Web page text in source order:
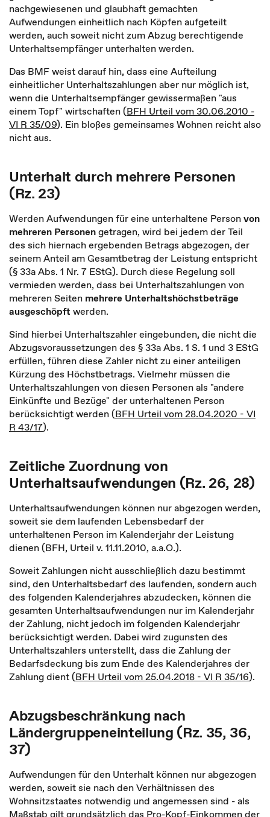
nachgewiesenen und glaubhaft gemachten
Aufwendungen einheitlich nach Köpfen aufgeteilt
werden, auch soweit nicht zum Abzug berechtigende
Unterhaltsempfänger unterhalten werden.
Das BMF weist darauf hin, dass eine Aufteilung
einheitlicher Unterhaltszahlungen aber nur möglich ist,
wenn die Unterhaltsempfänger gewissermaßen "aus
einem Topf" wirtschaften (BFH Urteil vom 30.06.2010 -
VI R 35/09). Ein bloßes gemeinsames Wohnen reicht also
nicht aus.
Unterhalt durch mehrere Personen
(Rz. 23)
Werden Aufwendungen für eine unterhaltene Personvon
mehreren Personengetragen, wird bei jedem der Teil
des sich hiernach ergebenden Betrags abgezogen, der
seinem Anteil am Gesamtbetrag der Leistung entspricht
(§ 33a Abs. 1 Nr. 7 EStG). Durch diese Regelung soll
vermieden werden, dass bei Unterhaltszahlungen von
mehreren Seiten mehrere Unterhaltshöchstbeträge
ausgeschöpft werden.
Sind hierbei Unterhaltszahler eingebunden, die nicht die
Abzugsvoraussetzungen des § 33a Abs. 1 S. 1 und 3 EStG
erfüllen, führen diese Zahler nicht zu einer anteiligen
Kürzung des Höchstbetrags. Vielmehr müssen die
Unterhaltszahlungen von diesen Personen als "andere
Einkünfte und Bezüge" der unterhaltenen Person
berücksichtigt werden (BFH Urteil vom 28.04.2020 - VI
R 43/17).
Zeitliche Zuordnung von
Unterhaltsaufwendungen (Rz. 26, 28)
Unterhaltsaufwendungen können nur abgezogen werden,
soweit sie dem laufenden Lebensbedarf der
unterhaltenen Person im Kalenderjahr der Leistung
dienen (BFH, Urteil v. 11.11.2010, a.a.O.).
Soweit Zahlungen nicht ausschließlich dazu bestimmt
sind, den Unterhaltsbedarf des laufenden, sondern auch
des folgenden Kalenderjahres abzudecken, können die
gesamten Unterhaltsaufwendungen nur im Kalenderjahr
der Zahlung, nicht jedoch im folgenden Kalenderjahr
berücksichtigt werden. Dabei wird zugunsten des
Unterhaltszahlers unterstellt, dass die Zahlung der
Bedarfsdeckung bis zum Ende des Kalenderjahres der
Zahlung dient (BFH Urteil vom 25.04.2018 - VI R 35/16).
Abzugsbeschränkung nach
Ländergruppeneinteilung (Rz. 35, 36,
37)
Aufwendungen für den Unterhalt können nur abgezogen
werden, soweit sie nach den Verhältnissen des
Wohnsitzstaates notwendig und angemessen sind - als
Maßstab gilt grundsätzlich das Pro-Kopf-Einkommen der